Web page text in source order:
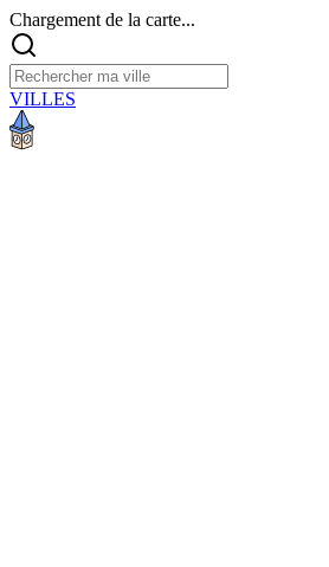
Chargement de la carte...
VILLES